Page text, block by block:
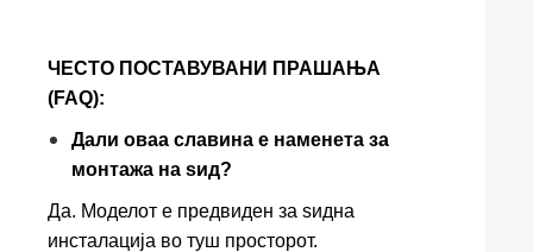
ЧЕСТО ПОСТАВУВАНИ ПРАШАЊА
(FAQ):
Дали оваа славина е наменета за
монтажа на ѕид?
Да. Моделот е предвиден за ѕидна
инсталација во туш просторот.